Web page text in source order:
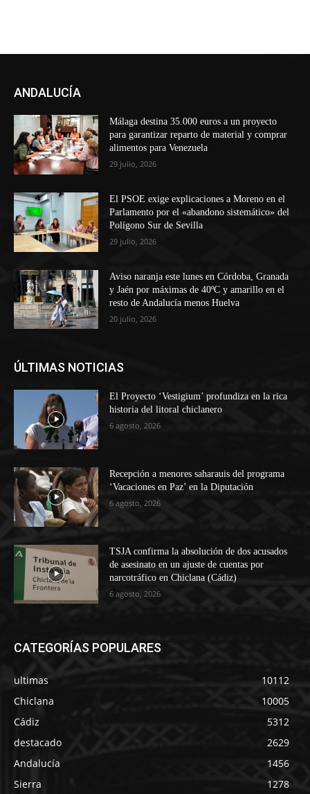
ANDALUCÍA
Málaga destina 35.000 euros a un proyecto
para garantizar reparto de material y comprar
alimentos para Venezuela
29 julio, 2026
El PSOE exige explicaciones a Moreno en el
Parlamento por el «abandono sistemático» del
Polígono Sur de Sevilla
29 julio, 2026
Aviso naranja este lunes en Córdoba, Granada
y Jaén por máximas de 40ºC y amarillo en el
resto de Andalucía menos Huelva
20 julio, 2026
ÚLTIMAS NOTICIAS
El Proyecto ‘Vestigium’ profundiza en la rica
historia del litoral chiclanero
6 agosto, 2026
Recepción a menores saharauis del programa
‘Vacaciones en Paz’ en la Diputación
6 agosto, 2026
TSJA confirma la absolución de dos acusados
de asesinato en un ajuste de cuentas por
narcotráfico en Chiclana (Cádiz)
6 agosto, 2026
CATEGORÍAS POPULARES
ultimas
10112
Chiclana
10005
Cádiz
5312
destacado
2629
Andalucía
1456
Sierra
1278